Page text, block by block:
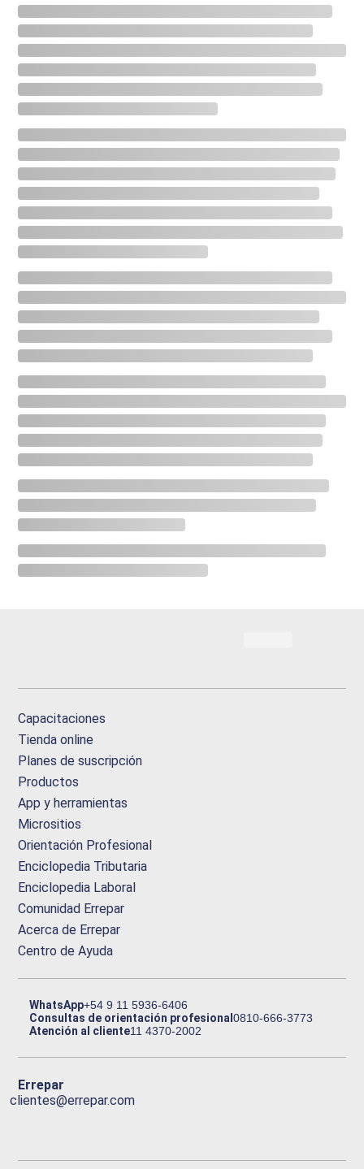
Capacitaciones
Tienda online
Planes de suscripción
Productos
App y herramientas
Micrositios
Orientación Profesional
Enciclopedia Tributaria
Enciclopedia Laboral
Comunidad Errepar
Acerca de Errepar
Centro de Ayuda
WhatsApp+54 9 11 5936-6406
Consultas de orientación profesional0810-666-3773
Atención al cliente11 4370-2002
Errepar
clientes@errepar.com